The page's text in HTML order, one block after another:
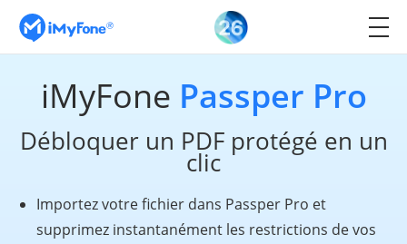
iMyFone Passper Pro
Débloquer un PDF protégé en un
clic
Importez votre fichier dans Passper Pro et
supprimez instantanément les restrictions de vos